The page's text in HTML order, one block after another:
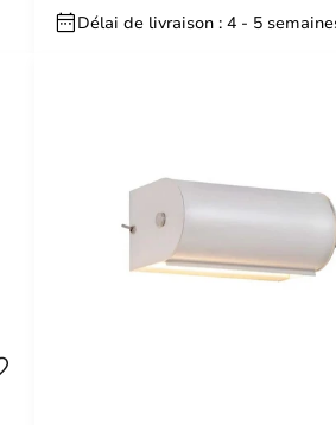
Délai de livraison : 4 - 5